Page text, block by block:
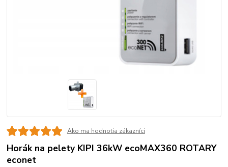
Ako ma hodnotia zákazníci
Horák na pelety KIPI 36kW ecoMAX360 ROTARY
econet